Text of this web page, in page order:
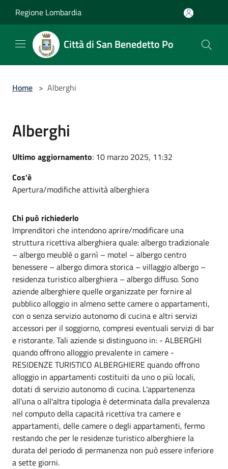
Regione Lombardia
Città di San Benedetto Po
Home > Alberghi
Alberghi
Ultimo aggiornamento: 10 marzo 2025, 11:32
Cos'è
Apertura/modifiche attività alberghiera
Chi può richiederlo
Imprenditori che intendono aprire/modificare una
struttura ricettiva alberghiera quale: albergo tradizionale
– albergo meublé o garnì – motel – albergo centro
benessere – albergo dimora storica – villaggio albergo –
residenza turistico alberghiera – albergo diffuso. Sono
aziende alberghiere quelle organizzate per fornire al
pubblico alloggio in almeno sette camere o appartamenti,
con o senza servizio autonomo di cucina e altri servizi
accessori per il soggiorno, compresi eventuali servizi di bar
e ristorante. Tali aziende si distinguono in: - ALBERGHI
quando offrono alloggio prevalente in camere -
RESIDENZE TURISTICO ALBERGHIERE quando offrono
alloggio in appartamenti costituiti da uno o più locali,
dotati di servizio autonomo di cucina. L'appartenenza
all'una o all'altra tipologia è determinata dalla prevalenza
nel computo della capacità ricettiva tra camere e
appartamenti, delle camere o degli appartamenti, fermo
restando che per le residenze turistico alberghiere la
durata del periodo di permanenza non può essere inferiore
a sette giorni.